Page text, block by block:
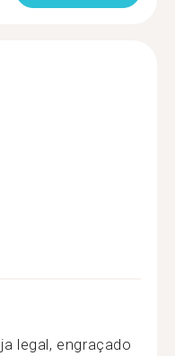
legal, engraçado